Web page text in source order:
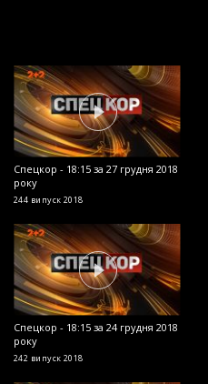
Спецкор - 18:15 за 27 грудня 2018
року
244 випуск 2018
Спецкор - 18:15 за 24 грудня 2018
року
242 випуск 2018